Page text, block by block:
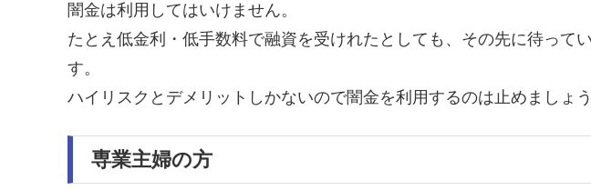
闇金は利用してはいけません。
たとえ低金利・低手数料で融資を受けれたとしても、その先に待って
す。
ハイリスクとデメリットしかないので闇金を利用するのは止めましょう
専業主婦の方